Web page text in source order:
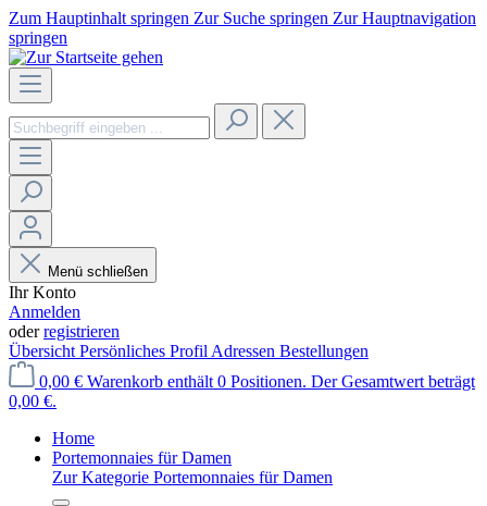
Zum Hauptinhalt springen Zur Suche springen Zur Hauptnavigation
springen
Menü schließen
Ihr Konto
Anmelden
oderregistrieren
Übersicht Persönliches Profil Adressen Bestellungen
0,00 € Warenkorb enthält 0 Positionen. Der Gesamtwert beträgt
0,00 €.
Home
Portemonnaies für Damen
Zur Kategorie Portemonnaies für Damen